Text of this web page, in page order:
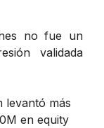
no fue un
validada
levantó más
en equity